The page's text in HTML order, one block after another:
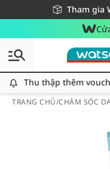
Tham gia
Miễn phí giao
Giao hàng nhanh
Thu thập thêm
TRANG CHỦ/CHĂM SÓC